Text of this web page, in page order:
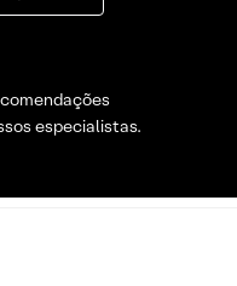
especialistas.